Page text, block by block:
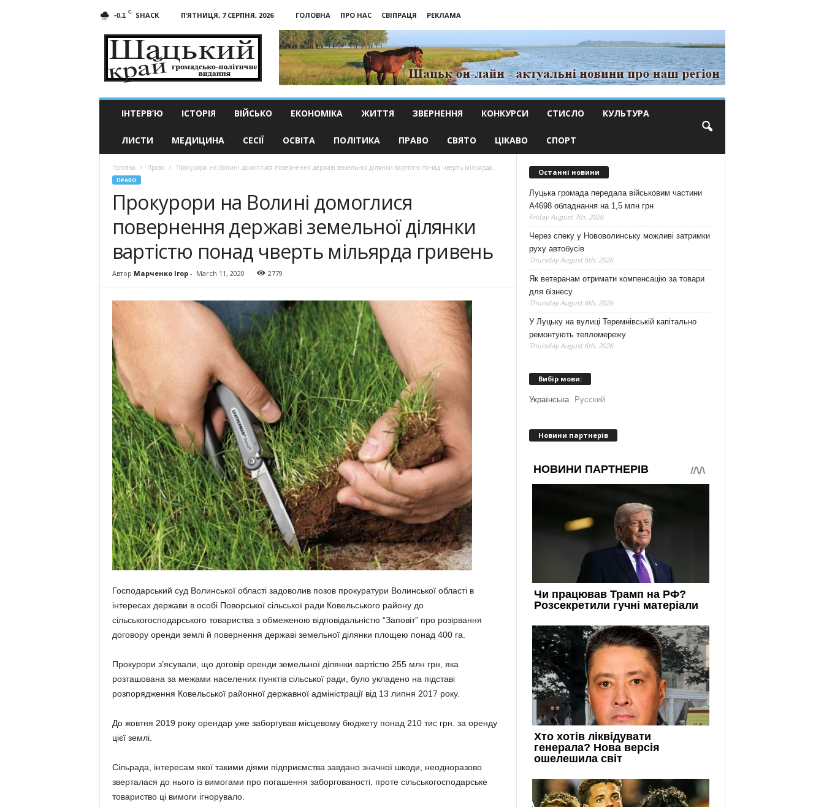
-0.1 C SHACK П’ЯТНИЦЯ, 7 СЕРПНЯ, 2026 ГОЛОВНА ПРО НАС СВІПРАЦЯ
РЕКЛАМА
край
ІНТЕРВ’Ю ІСТОРІЯ ВІЙСЬКО ЕКОНОМІКА ЖИТТЯ ЗВЕРНЕННЯ КОНКУРСИ СТИСЛО КУЛЬТУРА
ЛИСТИ МЕДИЦИНА СЕСІЇ ОСВІТА ПОЛІТИКА ПРАВО СВЯТО ЦІКАВО СПОРТ
Головна Право Прокурори на Волині домоглися повернення державі земельної ділянки вартістю понад чверть мільярда...
ПРАВО
Прокурори на Волині домоглися
повернення державі земельної ділянки
вартістю понад чверть мільярда гривень
Автор Марченко Ігор- March 11, 2020 2779
Господарський суд Волинської області задоволив позов прокуратури Волинської області в
інтересах держави в особі Поворської сільської ради Ковельського району до
сільськогосподарського товариства з обмеженою відповідальністю “Заповіт” про розірвання
договору оренди землі й повернення державі земельної ділянки площею понад 400 га.
Прокурори з’ясували, що договір оренди земельної ділянки вартістю 255 млн грн, яка
розташована за межами населених пунктів сільської ради, було укладено на підставі
розпорядження Ковельської районної державної адміністрації від 13 липня 2017 року.
До жовтня 2019 року орендар уже заборгував місцевому бюджету понад 210 тис грн. за оренду
цієї землі.
Сільрада, інтересам якої такими діями підприємства завдано значної шкоди, неодноразово
зверталася до нього із вимогами про погашення заборгованості, проте сільськогосподарське
товариство ці вимоги ігнорувало.
Останні новини
Луцька громада передала військовим частини
А4698 обладнання на 1,5 млн грн
Friday August 7th, 2026
Через спеку у Нововолинську можливі затримки
руху автобусів
Thursday August 6th, 2026
Як ветеранам отримати компенсацію за товари
для бізнесу
Thursday August 6th, 2026
У Луцьку на вулиці Теремнівській капітально
ремонтують тепломережу
Thursday August 6th, 2026
Вибір мови:
Українська Русский
Новини партнерів